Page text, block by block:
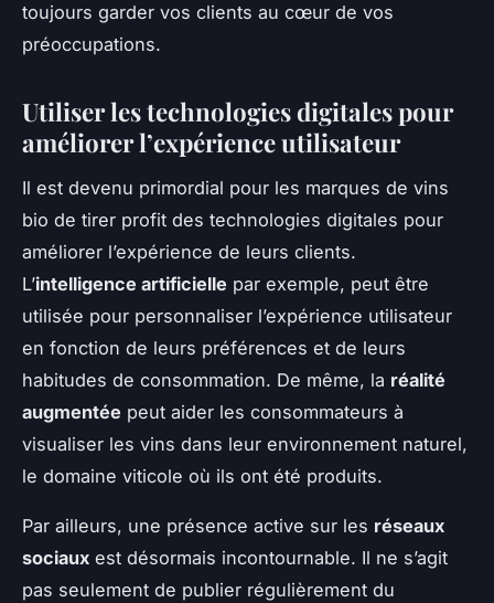
toujours garder vos clients au cœur de vos
préoccupations.
Utiliser les technologies digitales pour
améliorer l’expérience utilisateur
Il est devenu primordial pour les marques de vins
bio de tirer profit des technologies digitales pour
améliorer l’expérience de leurs clients.
L’intelligence artificielle par exemple, peut être
utilisée pour personnaliser l’expérience utilisateur
en fonction de leurs préférences et de leurs
habitudes de consommation. De même, la réalité
augmentée peut aider les consommateurs à
visualiser les vins dans leur environnement naturel,
le domaine viticole où ils ont été produits.
Par ailleurs, une présence active sur les réseaux
sociaux est désormais incontournable. Il ne s’agit
pas seulement de publier régulièrement du